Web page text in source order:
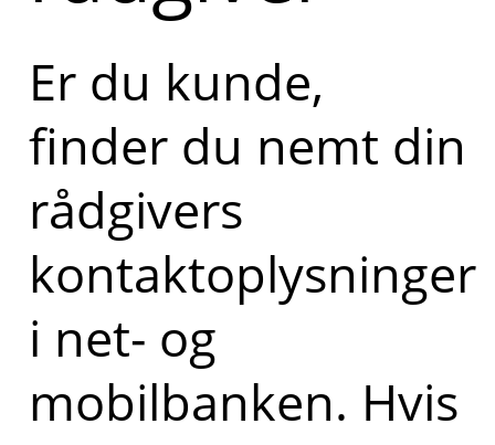
Er du kunde,
finder du nemt din
rådgivers
kontaktoplysninger
i net- og
mobilbanken. Hvis